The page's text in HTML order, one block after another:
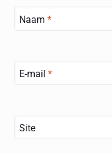
Naam *
E-mail *
Site